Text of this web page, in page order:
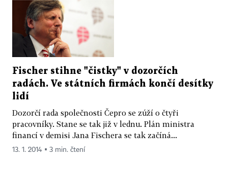
Fischer stihne "čistky" v dozorčích
radách. Ve státních firmách končí desítky
lidí
Dozorčí rada společnosti Čepro se zúží o čtyři
pracovníky. Stane se tak již v lednu. Plán ministra
financí v demisi Jana Fischera se tak začíná...
13. 1. 2014 ▪ 3 min. čtení